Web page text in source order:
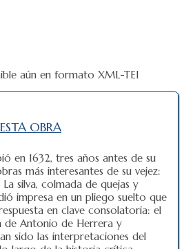
aún en formato XML-TEI
OBRA
en 1632, tres años antes de su
más interesantes de su vejez:
La silva, colmada de quejas y
impresa en un pliego suelto que
en clave consolatoria: el
de Antonio de Herrera y
sido las interpretaciones del